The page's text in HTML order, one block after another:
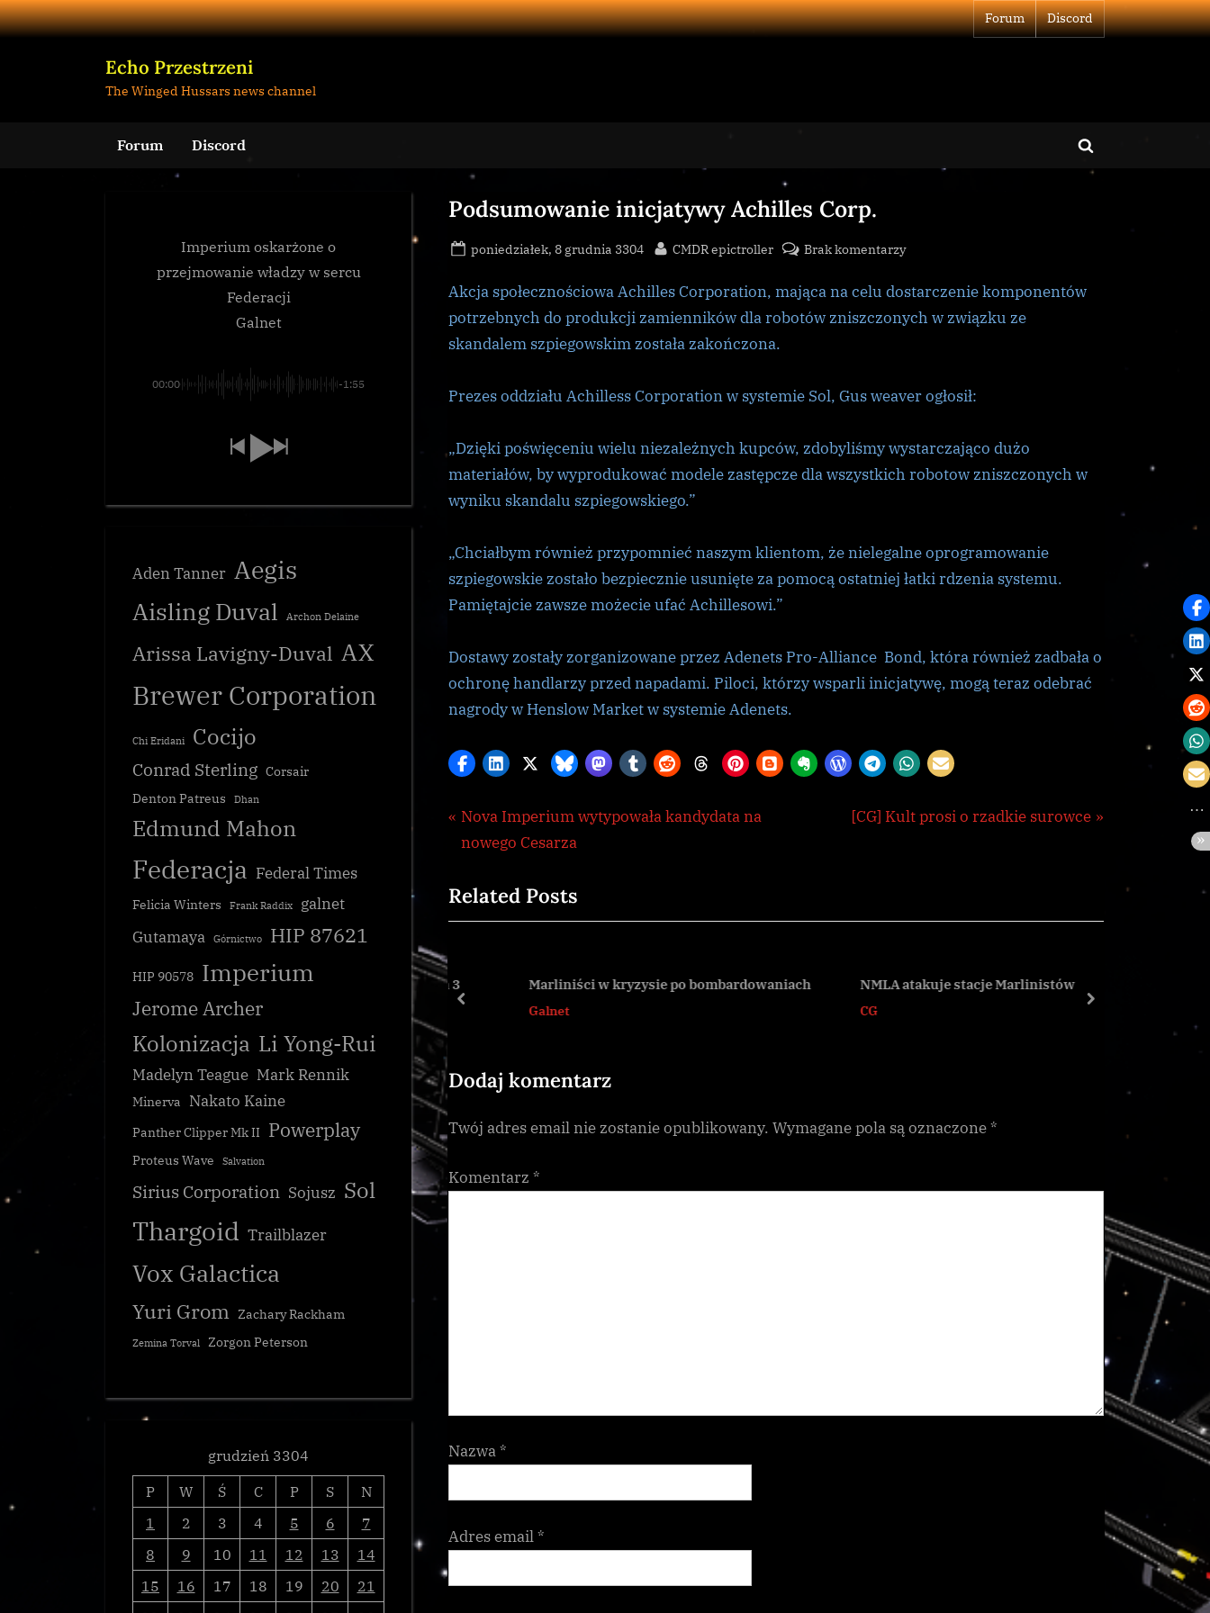
Skip
to
Forum Discord
Echo Przestrzeni
The Winged Hussars news channel
Forum Discord
Toggle
Podsumowanie inicjatywy Achilles Corp.
Posted
poniedziałek, 8 grudnia 3304 By
CMDR epictroller Brak komentarzydo
inicjatywy
Achilles
Akcja społecznościowa Achilles Corporation, mająca na celu dostarczenie komponentów
potrzebnych do produkcji zamienników dla robotów zniszczonych w związku ze
skandalem szpiegowskim została zakończona.
Prezes oddziału Achilless Corporation w systemie Sol, Gus weaver ogłosił:
„Dzięki poświęceniu wielu niezależnych kupców, zdobyliśmy wystarczająco dużo
materiałów, by wyprodukować modele zastępcze dla wszystkich robotow zniszczonych w
wyniku skandalu szpiegowskiego.”
„Chciałbym również przypomnieć naszym klientom, że nielegalne oprogramowanie
szpiegowskie zostało bezpiecznie usunięte za pomocą ostatniej łatki rdzenia systemu.
Pamiętajcie zawsze możecie ufać Achillesowi.”
Dostawy zostały zorganizowane przez Adenets Pro-Alliance Bond, która również zadbała o
ochronę handlarzy przed napadami. Piloci, którzy wsparli inicjatywę, mogą teraz odebrać
nagrody w Henslow Market w systemie Adenets.
Galnet
Nawigacja
P
r
v
i
s
s
:
Nova Imperium wytypowała kandydata na
nowego Cesarza
N
P
[CG] Kult prosi o rzadkie surowce
Related Posts
Katastrofalne trzęsienia ziemi na Rhea 3
Galnet
Marliniści w kryzysie po bombardowaniach NMLA atakuje stacje Marlinistów
prev next
Dodaj komentarz
Twój adres email nie zostanie opublikowany. Wymagane pola są oznaczone*
Komentarz *
Nazwa*
Adres email*
Imperium oskarżone o
przejmowanie władzy w sercu
Federacji
Galnet
00:00 -1:55
Aden Tanner Aegis
Aisling Duval Archon Delaine
Arissa Lavigny-Duval AX
Brewer Corporation
Chi Eridani Cocijo
Conrad Sterling Corsair
Denton Patreus
Dhan
Edmund Mahon
Federacja Federal Times
Felicia Winters Frank Raddix
galnet
Gutamaya
Górnictwo HIP 87621
HIP 90578 Imperium
Jerome Archer
Kolonizacja Li Yong-Rui
Madelyn Teague Mark Rennik
Minerva Nakato Kaine
Panther Clipper Mk II Powerplay
Proteus Wave Salvation
Sirius Corporation Sojusz Sol
Thargoid Trailblazer
Vox Galactica
Yuri Grom Zachary Rackham
Zemina Torval Zorgon Peterson
grudzień 3304
P
W Ś C P S
N
1
2 3 4 5 6
7
8
9 10 11 12 13
14
15
16 17 18 19 20
21